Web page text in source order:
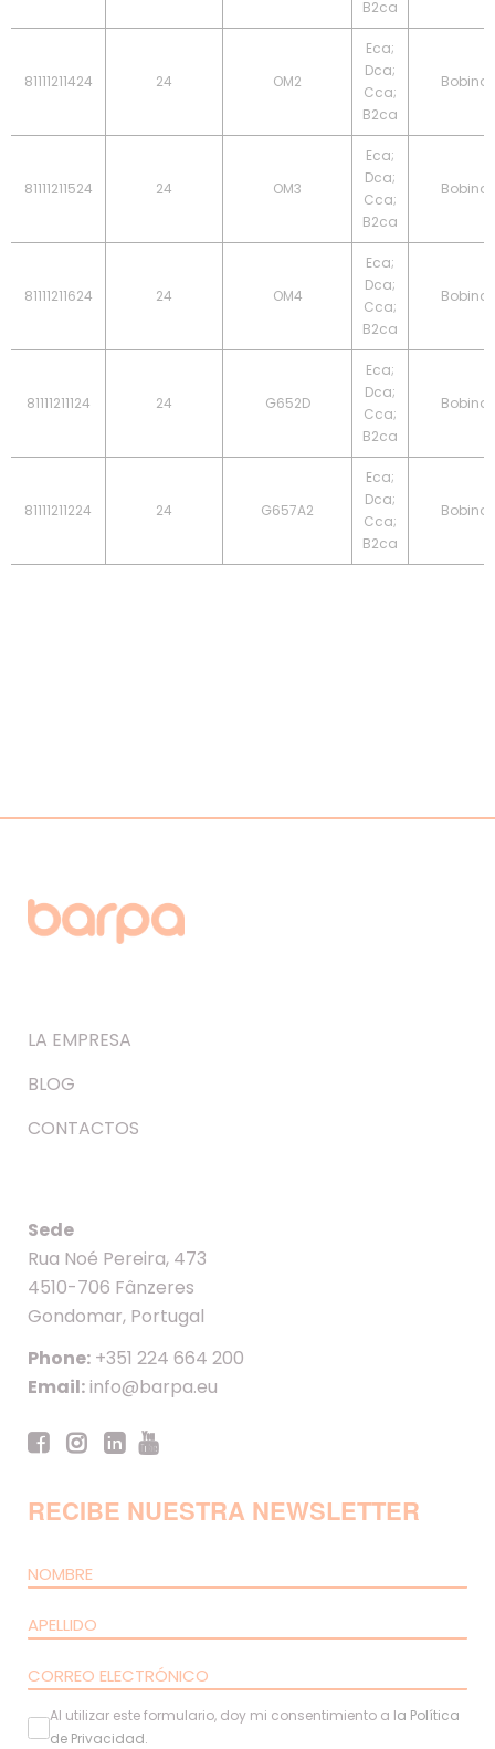
B2ca
81111211424 24 OM2
Eca;
Dca;
Cca;
B2ca
Bobina
81111211524 24 OM3
Eca;
Dca;
Cca;
B2ca
Bobina
81111211624 24 OM4
Eca;
Dca;
Cca;
B2ca
Bobina
81111211124 24 G652D
Eca;
Dca;
Cca;
B2ca
Bobina
81111211224 24 G657A2
Eca;
Dca;
Cca;
B2ca
Bobina
LA EMPRESA
BLOG
CONTACTOS
Sede
Rua Noé Pereira, 473
4510-706 Fânzeres
Gondomar, Portugal
Phone: +351 224 664 200
Email:info@barpa.eu
RECIBE NUESTRA NEWSLETTER
Al utilizar este formulario, doy mi consentimiento a la Política
de Privacidad.